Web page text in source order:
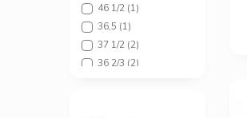
46 1/2 (1)
36,5 (1)
37 1/2 (2)
36 2/3 (2)